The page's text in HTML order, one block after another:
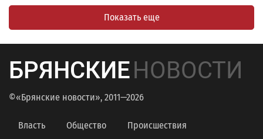
Показать еще
БРЯНСКИЕНОВОСТИ
©«Брянские новости», 2011—2026
Власть Общество Происшествия